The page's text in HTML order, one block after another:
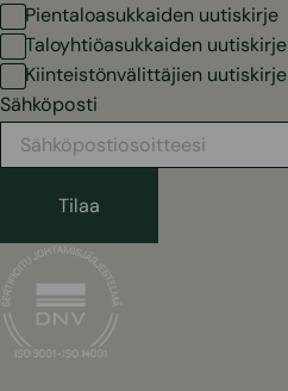
Pientaloasukkaiden uutiskirje
Taloyhtiöasukkaiden uutiskirje
Kiinteistönvälittäjien uutiskirje
Sähköposti